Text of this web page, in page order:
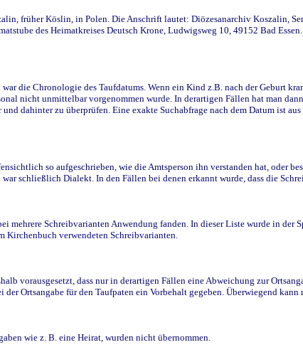
früher Köslin, in Polen. Die Anschrift lautet: Diözesanarchiv Koszalin,
des Heimatkreises Deutsch Krone, Ludwigsweg 10, 49152 Bad
die Chronologie des Taufdatums. Wenn ein Kind z.B. nach der Geburt
nicht unmittelbar vorgenommen wurde. In derartigen Fällen hat man
dahinter zu überprüfen. Eine exakte Suchabfrage nach dem Datum ist
so aufgeschrieben, wie die Amtsperson ihn verstanden hat, oder
schließlich Dialekt. In den Fällen bei denen erkannt wurde, dass die
Schreibvarianten Anwendung fanden. In dieser Liste wurde in der
Kirchenbuch verwendeten Schreibvarianten.
vorausgesetzt, dass nur in derartigen Fällen eine Abweichung zur
Ortsangabe für den Taufpaten ein Vorbehalt gegeben. Überwiegend kann
wie z. B. eine Heirat, wurden nicht übernommen.